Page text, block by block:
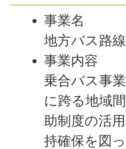
事業名
地方バス路
事業内容
乗合バス事
に跨る地域
助制度の活
持確保を図